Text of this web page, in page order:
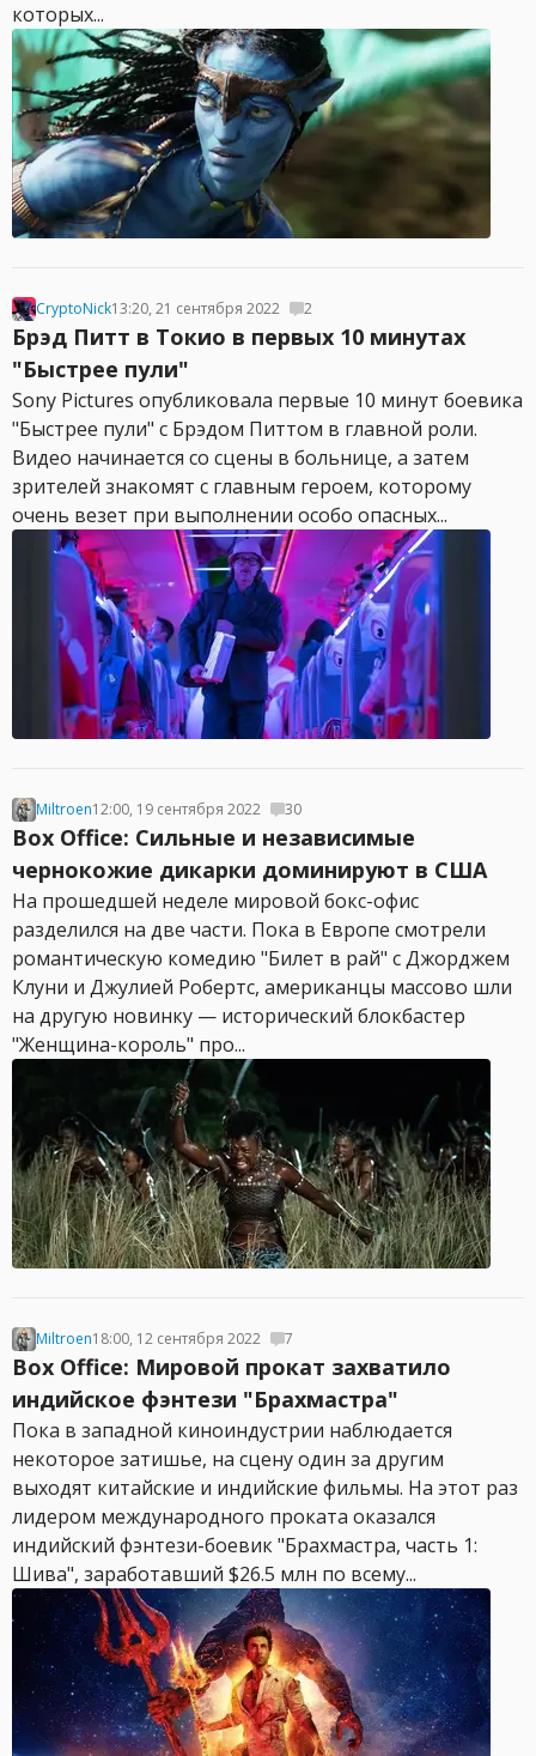
которых...
CryptoNick13:20, 21 сентября 2022 2
Брэд Питт в Токио в первых 10 минутах
"Быстрее пули"
Sony Pictures опубликовала первые 10 минут боевика
"Быстрее пули" с Брэдом Питтом в главной роли.
Видео начинается со сцены в больнице, а затем
зрителей знакомят с главным героем, которому
очень везет при выполнении особо опасных...
Miltroen12:00, 19 сентября 2022 30
Box Office: Сильные и независимые
чернокожие дикарки доминируют в США
На прошедшей неделе мировой бокс-офис
разделился на две части. Пока в Европе смотрели
романтическую комедию "Билет в рай" с Джорджем
Клуни и Джулией Робертс, американцы массово шли
на другую новинку — исторический блокбастер
"Женщина-король" про...
Miltroen18:00, 12 сентября 2022 7
Box Office: Мировой прокат захватило
индийское фэнтези "Брахмастра"
Пока в западной киноиндустрии наблюдается
некоторое затишье, на сцену один за другим
выходят китайские и индийские фильмы. На этот раз
лидером международного проката оказался
индийский фэнтези-боевик "Брахмастра, часть 1:
Шива", заработавший $26.5 млн по всему...